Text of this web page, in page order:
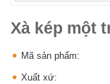
Xà kép một
Mã sản phẩm:
Xuất xứ: